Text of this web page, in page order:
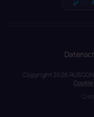
Copyright 2026